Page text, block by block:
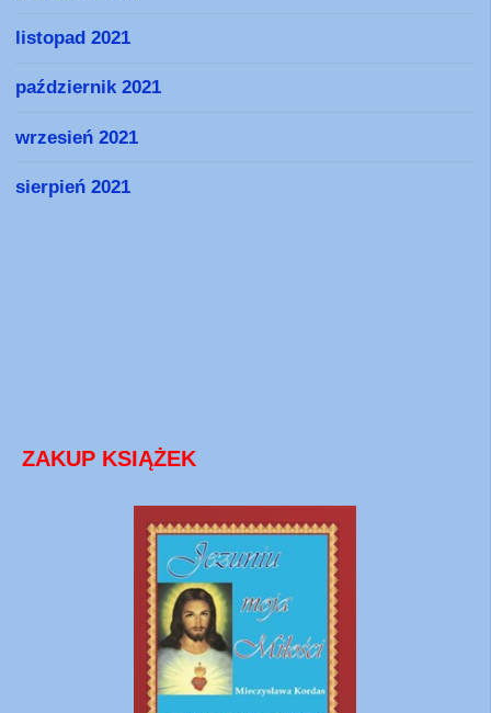
listopad 2021
październik 2021
wrzesień 2021
sierpień 2021
ZAKUP KSIĄŻEK